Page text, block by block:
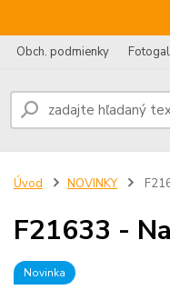
Obch. podmienky
Úvod NOVINKY
F21633 -
Novinka